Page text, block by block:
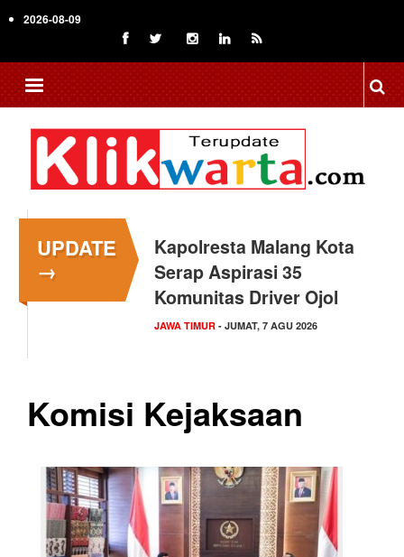
to
content
2026-08-09
UPDATE
→
Kapolresta Malang Kota
Serap Aspirasi 35
Komunitas Driver Ojol
JAWA TIMUR - JUMAT, 7 AGU 2026
Komisi Kejaksaan